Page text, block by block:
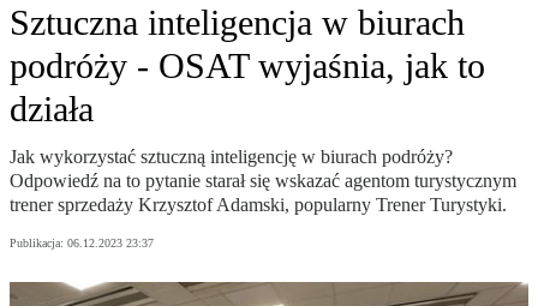
Sztuczna inteligencja w biurach
podróży - OSAT wyjaśnia, jak to
działa
Jak wykorzystać sztuczną inteligencję w biurach podróży?
Odpowiedź na to pytanie starał się wskazać agentom turystycznym
trener sprzedaży Krzysztof Adamski, popularny Trener Turystyki.
Publikacja: 06.12.2023 23:37